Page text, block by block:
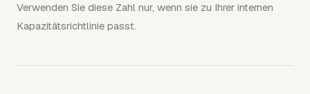
Verwenden Sie diese Zahl nur, wenn sie zu Ihrer internen
Kapazitätsrichtlinie passt.